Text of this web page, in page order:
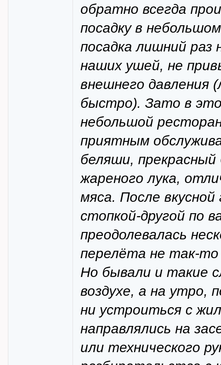
обратно всегда
посадку в
посадка лишний раз
наших ушей, не
внешнего давления
быстро). Зато в
небольшой
приятным
беляши,
жареного лука,
мяса. После
стопкой-другой по
преодолевалась
перелёта не так-
Но бывали и такие
воздухе, а на утро,
ни устроиться с
направлялись на
или технического